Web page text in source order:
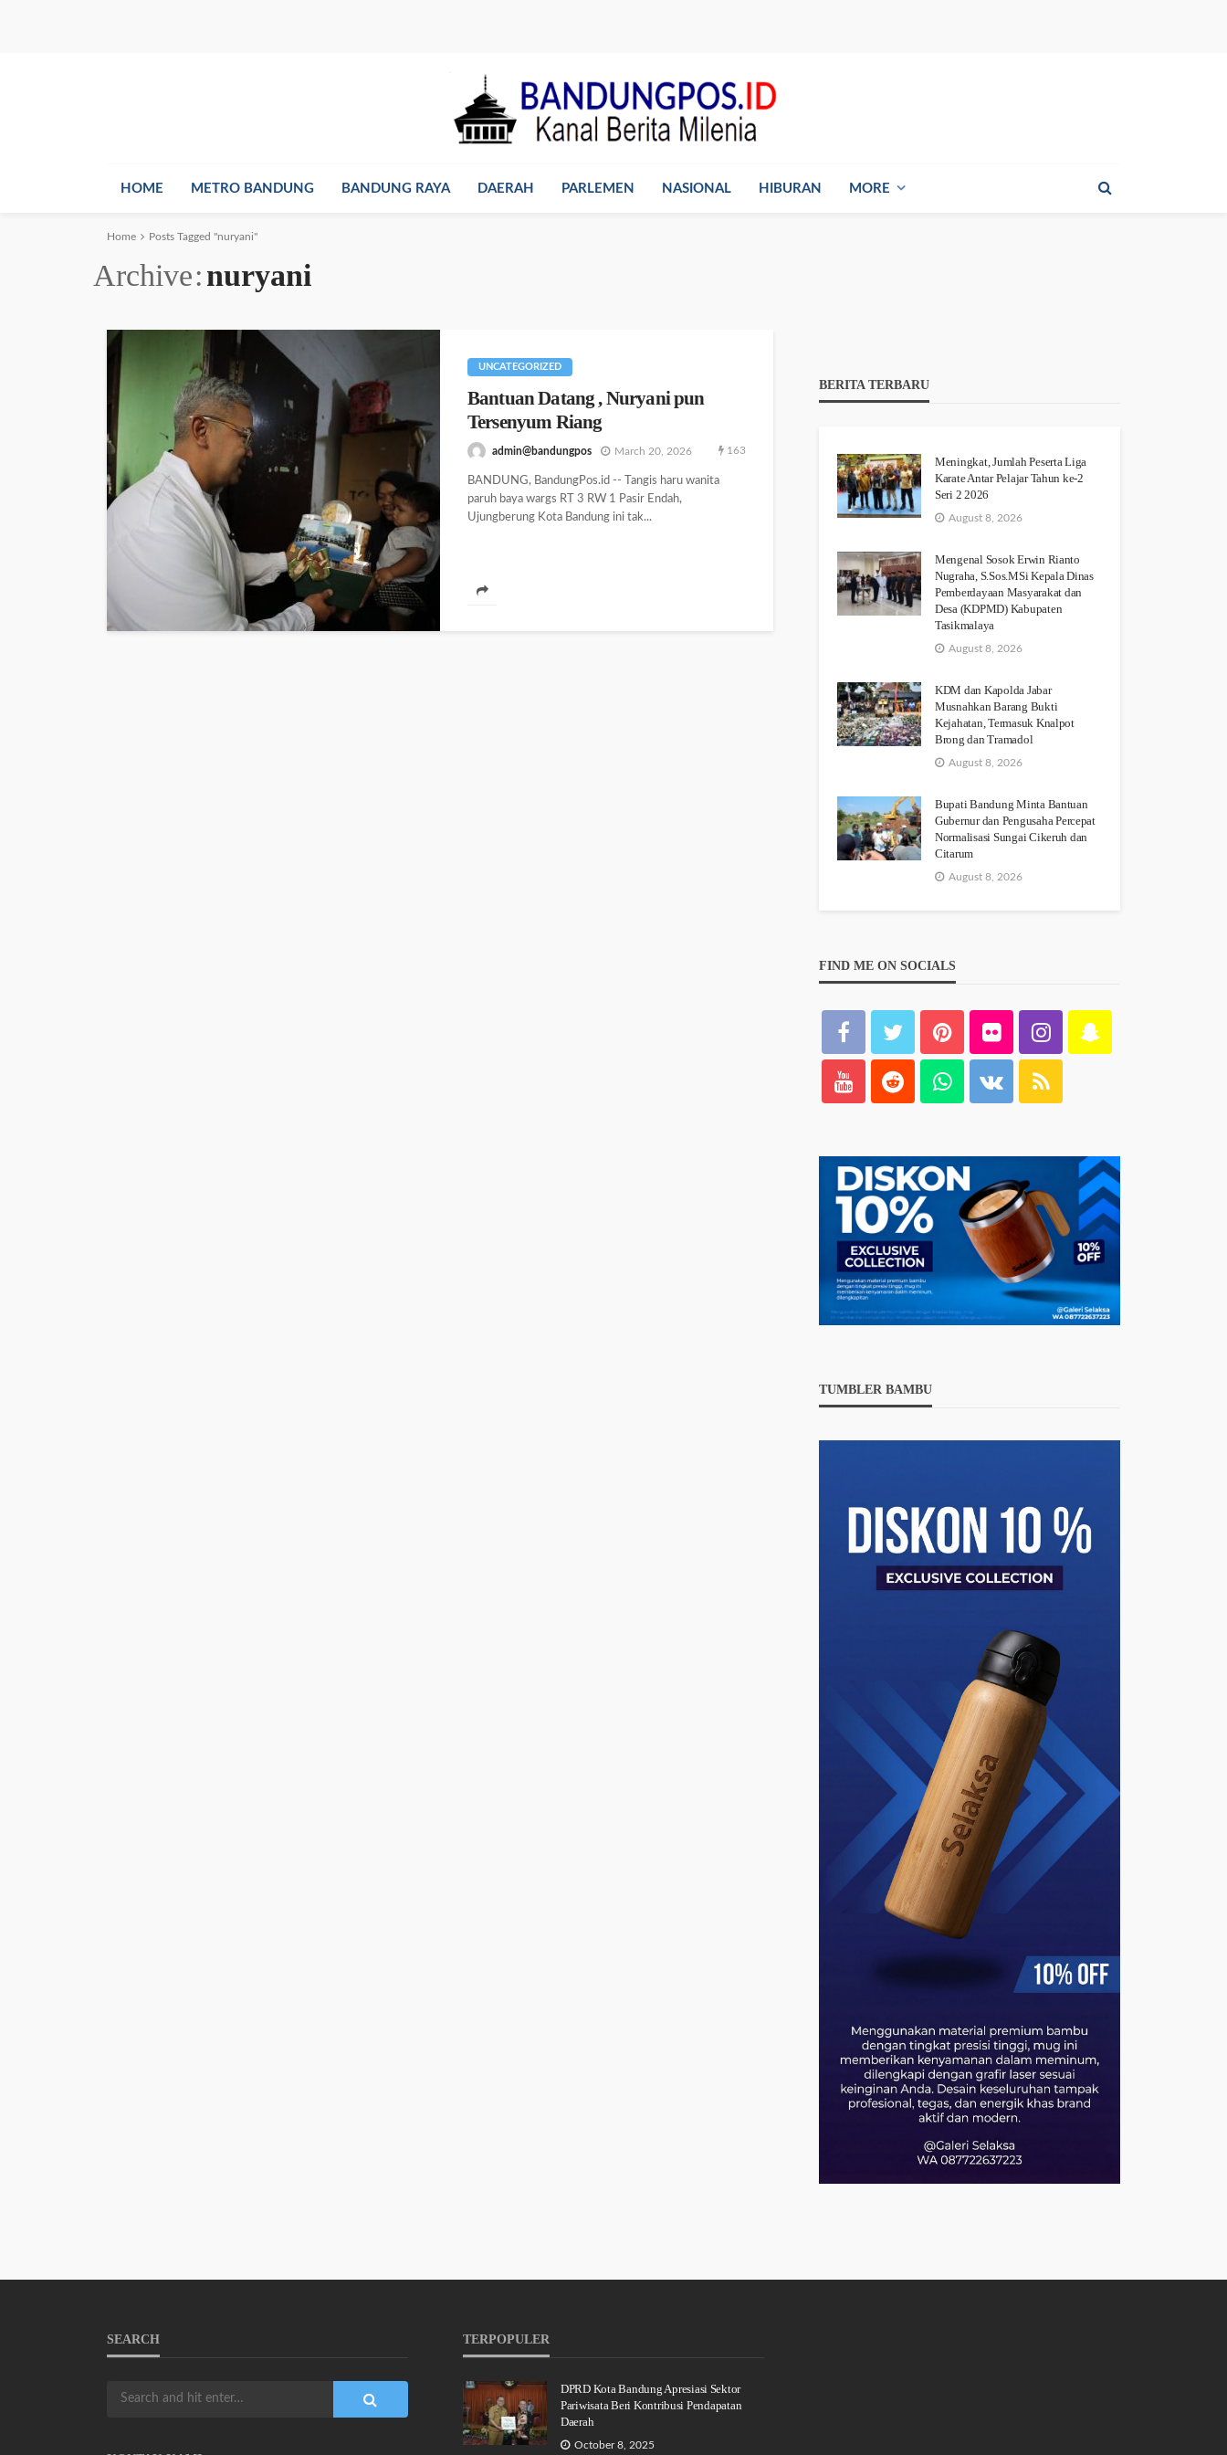
HOME METRO BANDUNG BANDUNG RAYA DAERAH PARLEMEN NASIONAL HIBURAN MORE
Home Posts Tagged "nuryani"
Archive nuryani
UNCATEGORIZED
Bantuan Datang , Nuryani pun
Tersenyum Riang
admin@bandungpos March 20, 2026 163
BANDUNG, BandungPos.id -- Tangis haru wanita
paruh baya wargs RT 3 RW 1 Pasir Endah,
Ujungberung Kota Bandung ini tak...
BERITA TERBARU
Meningkat, Jumlah Peserta Liga
Karate Antar Pelajar Tahun ke-2
Seri 2 2026
August 8, 2026
Mengenal Sosok Erwin Rianto
Nugraha, S.Sos.MSi Kepala Dinas
Pemberdayaan Masyarakat dan
Desa (KDPMD) Kabupaten
Tasikmalaya
August 8, 2026
KDM dan Kapolda Jabar
Musnahkan Barang Bukti
Kejahatan, Termasuk Knalpot
Brong dan Tramadol
August 8, 2026
Bupati Bandung Minta Bantuan
Gubernur dan Pengusaha Percepat
Normalisasi Sungai Cikeruh dan
Citarum
August 8, 2026
FIND ME ON SOCIALS
TUMBLER BAMBU
SEARCH TERPOPULER
DPRD Kota Bandung Apresiasi Sektor
Pariwisata Beri Kontribusi Pendapatan
Daerah
October 8, 2025